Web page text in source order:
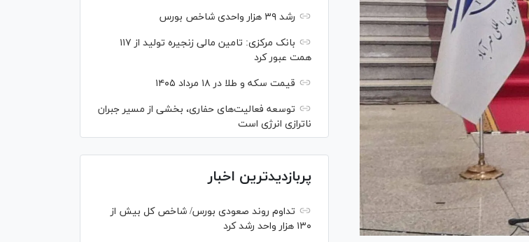
رشد ۳۹ هزار واحدی شاخص بورس
بانک مرکزی: تامین مالی زنجیره تولید از ۱۱۷
همت عبور کرد
قیمت سکه و طلا در ۱۸ مرداد ۱۴۰۵
توسعه فعالیت‌های حفاری، بخشی از مسیر جبران
ناترازی انرژی است
پربازدیدترین اخبار
تداوم روند صعودی بورس/ شاخص کل بیش از
۱۳۰ هزار واحد رشد کرد